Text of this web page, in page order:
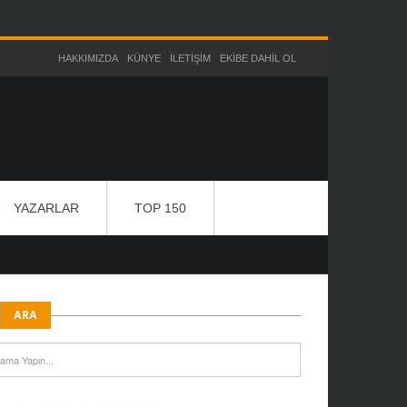
HAKKIMIZDA KÜNYE İLETIŞIM EKIBE DAHIL OL
YAZARLAR TOP 150
ARA